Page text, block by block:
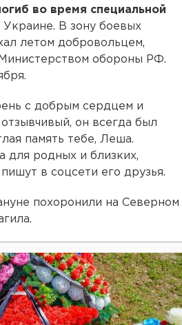
во время специальной
Украине. В зону боевых
летом добровольцем,
обороны РФ.
с добрым сердцем и
он всегда был
память тебе, Леша.
для родных и близких,
в соцсети его друзья.
похоронили на Северном